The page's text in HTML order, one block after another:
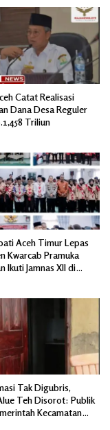
Catat Realisasi
Dana Desa Reguler
Triliun
Aceh Timur Lepas
Kwarcab Pramuka
Ikuti Jamnas XII di
Tak Digubris,
Teh Disorot: Publik
Kecamatan